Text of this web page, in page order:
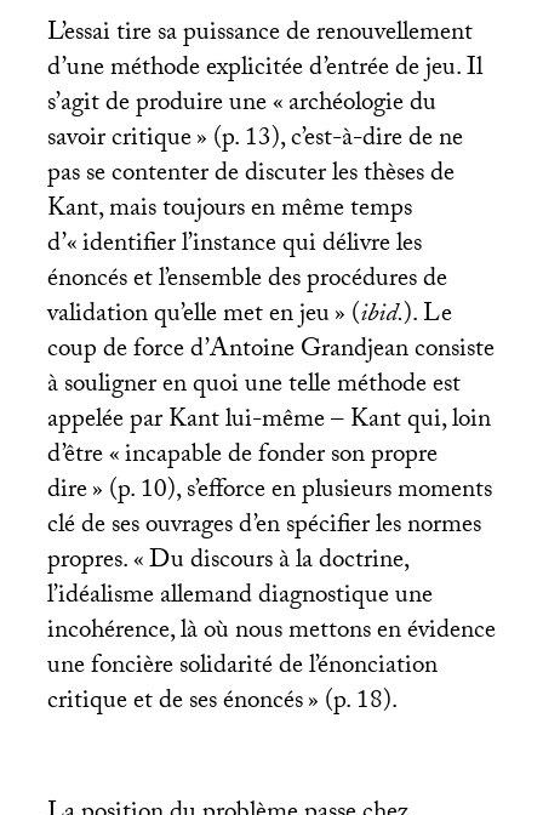
L’essai tire sa puissance de renouvellement
d’une méthode explicitée d’entrée de jeu. Il
s’agit de produire une «archéologie du
savoir critique» (p. 13), c’est-à-dire de ne
pas se contenter de discuter les thèses de
Kant, mais toujours en même temps
d’«identifier l’instance qui délivre les
énoncés et l’ensemble des procédures de
validation qu’elle met en jeu» (ibid.). Le
coup de force d’Antoine Grandjean consiste
à souligner en quoi une telle méthode est
appelée par Kant lui-même – Kant qui, loin
d’être «incapable de fonder son propre
dire» (p. 10), s’efforce en plusieurs moments
clé de ses ouvrages d’en spécifier les normes
propres. «Du discours à la doctrine,
l’idéalisme allemand diagnostique une
incohérence, là où nous mettons en évidence
une foncière solidarité de l’énonciation
critique et de ses énoncés» (p. 18).